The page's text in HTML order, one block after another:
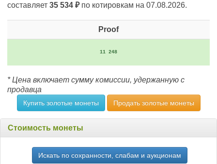
составляет 35 534 ₽по котировкам на 07.08.2026.
Proof
11 248
* Цена включает сумму комиссии, удержанную с
продавца
Купить золотые монеты Продать золотые монеты
Стоимость монеты
Искать по сохранности, слабам и аукционам